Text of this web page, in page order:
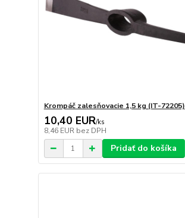
Krompáč zalesňovacie 1,5 kg (IT-72205)
10,40 EUR/ks
8,46 EUR bez DPH
Pridať do košíka